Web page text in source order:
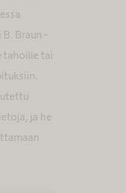
Braun -
tahoille tai
ja he